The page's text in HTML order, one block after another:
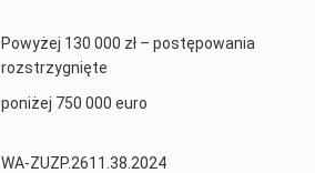
Powyżej 130 000 zł – postępowania
rozstrzygnięte
poniżej 750 000 euro
WA-ZUZP.2611.38.2024